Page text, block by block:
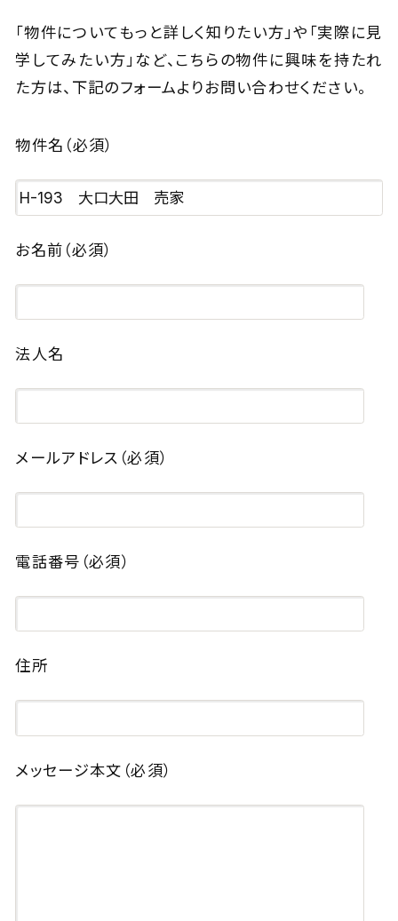
「物件についてもっと詳しく知りたい方」や「実際に見
学してみたい方」など、 こちらの物件に興味を持たれ
た方は、下記のフォームよりお問い合わせください。
物件名 （必須）
お名前 （必須）
法人名
メールアドレス （必須）
電話番号 （必須）
住所
メッセージ本文 （必須）